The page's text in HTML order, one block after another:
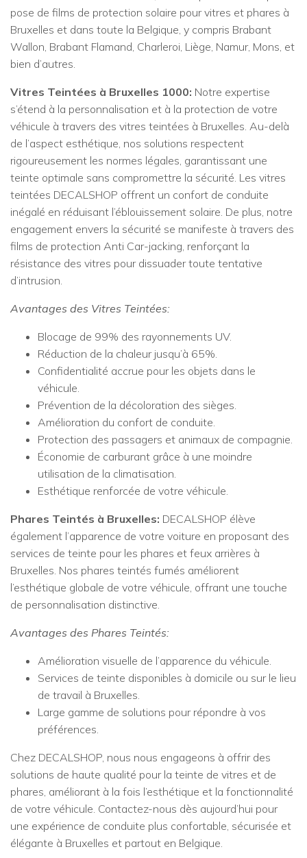
pose de films de protection solaire pour vitres et phares à
Bruxelles et dans toute la Belgique, y compris Brabant
Wallon, Brabant Flamand, Charleroi, Liège, Namur, Mons, et
bien d’autres.
Vitres Teintées à Bruxelles 1000: Notre expertise
s’étend à la personnalisation et à la protection de votre
véhicule à travers des vitres teintées à Bruxelles. Au-delà
de l’aspect esthétique, nos solutions respectent
rigoureusement les normes légales, garantissant une
teinte optimale sans compromettre la sécurité. Les vitres
teintées DECALSHOP offrent un confort de conduite
inégalé en réduisant l’éblouissement solaire. De plus, notre
engagement envers la sécurité se manifeste à travers des
films de protection Anti Car-jacking, renforçant la
résistance des vitres pour dissuader toute tentative
d’intrusion.
Avantages des Vitres Teintées:
Blocage de 99% des rayonnements UV.
Réduction de la chaleur jusqu’à 65%.
Confidentialité accrue pour les objets dans le
véhicule.
Prévention de la décoloration des sièges.
Amélioration du confort de conduite.
Protection des passagers et animaux de compagnie.
Économie de carburant grâce à une moindre
utilisation de la climatisation.
Esthétique renforcée de votre véhicule.
Phares Teintés à Bruxelles: DECALSHOP élève
également l’apparence de votre voiture en proposant des
services de teinte pour les phares et feux arrières à
Bruxelles. Nos phares teintés fumés améliorent
l’esthétique globale de votre véhicule, offrant une touche
de personnalisation distinctive.
Avantages des Phares Teintés:
Amélioration visuelle de l’apparence du véhicule.
Services de teinte disponibles à domicile ou sur le lieu
de travail à Bruxelles.
Large gamme de solutions pour répondre à vos
préférences.
Chez DECALSHOP, nous nous engageons à offrir des
solutions de haute qualité pour la teinte de vitres et de
phares, améliorant à la fois l’esthétique et la fonctionnalité
de votre véhicule. Contactez-nous dès aujourd’hui pour
une expérience de conduite plus confortable, sécurisée et
élégante à Bruxelles et partout en Belgique.